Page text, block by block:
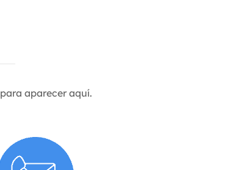
para aparecer aquí.